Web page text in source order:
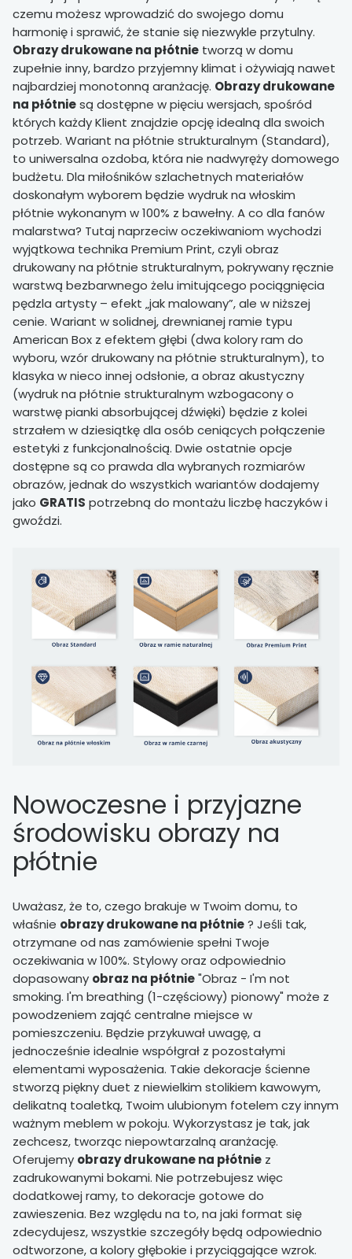
czemu możesz wprowadzić do swojego domu
harmonię i sprawić, że stanie się niezwykle przytulny.
Obrazy drukowane na płótnie tworzą w domu
zupełnie inny, bardzo przyjemny klimat i ożywiają nawet
najbardziej monotonną aranżację. Obrazy drukowane
na płótniesą dostępne w pięciu wersjach, spośród
których każdy Klient znajdzie opcję idealną dla swoich
potrzeb. Wariant na płótnie strukturalnym (Standard),
to uniwersalna ozdoba, która nie nadwyręży domowego
budżetu. Dla miłośników szlachetnych materiałów
doskonałym wyborem będzie wydruk na włoskim
płótnie wykonanym w 100% z bawełny. A co dla fanów
malarstwa? Tutaj naprzeciw oczekiwaniom wychodzi
wyjątkowa technika Premium Print, czyli obraz
drukowany na płótnie strukturalnym, pokrywany ręcznie
warstwą bezbarwnego żelu imitującego pociągnięcia
pędzla artysty – efekt „jak malowany”, ale w niższej
cenie. Wariant w solidnej, drewnianej ramie typu
American Box z efektem głębi (dwa kolory ram do
wyboru, wzór drukowany na płótnie strukturalnym), to
klasyka w nieco innej odsłonie, a obraz akustyczny
(wydruk na płótnie strukturalnym wzbogacony o
warstwę pianki absorbującej dźwięki) będzie z kolei
strzałem w dziesiątkę dla osób ceniących połączenie
estetyki z funkcjonalnością. Dwie ostatnie opcje
dostępne są co prawda dla wybranych rozmiarów
obrazów, jednak do wszystkich wariantów dodajemy
jako GRATIS potrzebną do montażu liczbę haczyków i
gwoździ.
Nowoczesne i przyjazne
środowisku obrazy na
płótnie
Uważasz, że to, czego brakuje w Twoim domu, to
właśnie obrazy drukowane na płótnie? Jeśli tak,
otrzymane od nas zamówienie spełni Twoje
oczekiwania w 100%. Stylowy oraz odpowiednio
dopasowany obraz na płótnie"Obraz - I'm not
smoking. I'm breathing (1-częściowy) pionowy" może z
powodzeniem zająć centralne miejsce w
pomieszczeniu. Będzie przykuwał uwagę, a
jednocześnie idealnie współgrał z pozostałymi
elementami wyposażenia. Takie dekoracje ścienne
stworzą piękny duet z niewielkim stolikiem kawowym,
delikatną toaletką, Twoim ulubionym fotelem czy innym
ważnym meblem w pokoju. Wykorzystasz je tak, jak
zechcesz, tworząc niepowtarzalną aranżację.
Oferujemy obrazy drukowane na płótnie z
zadrukowanymi bokami. Nie potrzebujesz więc
dodatkowej ramy, to dekoracje gotowe do
zawieszenia. Bez względu na to, na jaki format się
zdecydujesz, wszystkie szczegóły będą odpowiednio
odtworzone, a kolory głębokie i przyciągające wzrok.